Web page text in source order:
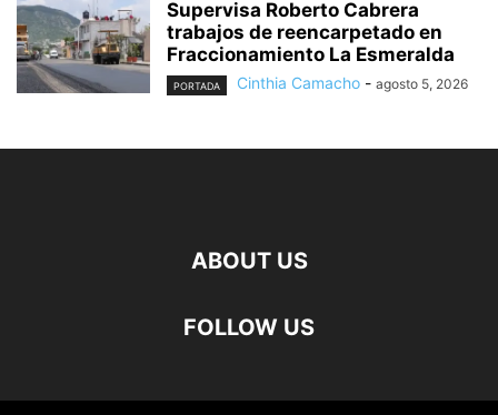
Supervisa Roberto Cabrera
trabajos de reencarpetado en
Fraccionamiento La Esmeralda
PORTADA Cinthia Camacho - agosto 5, 2026
ABOUT US
FOLLOW US